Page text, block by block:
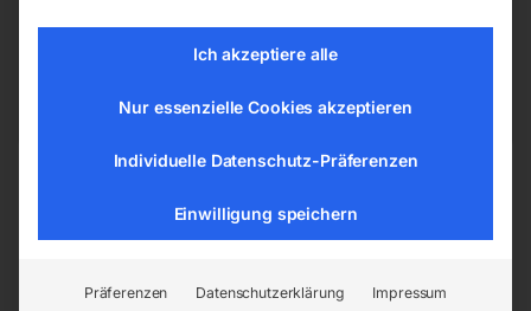
4911 Ried/Tumeltsham
office@elmag.atIch akzeptiere alle
Nur essenzielle Cookies akzeptieren
Individuelle Datenschutz-Präferenzen
Einwilligung speichern
Präferenzen Datenschutzerklärung Impressum